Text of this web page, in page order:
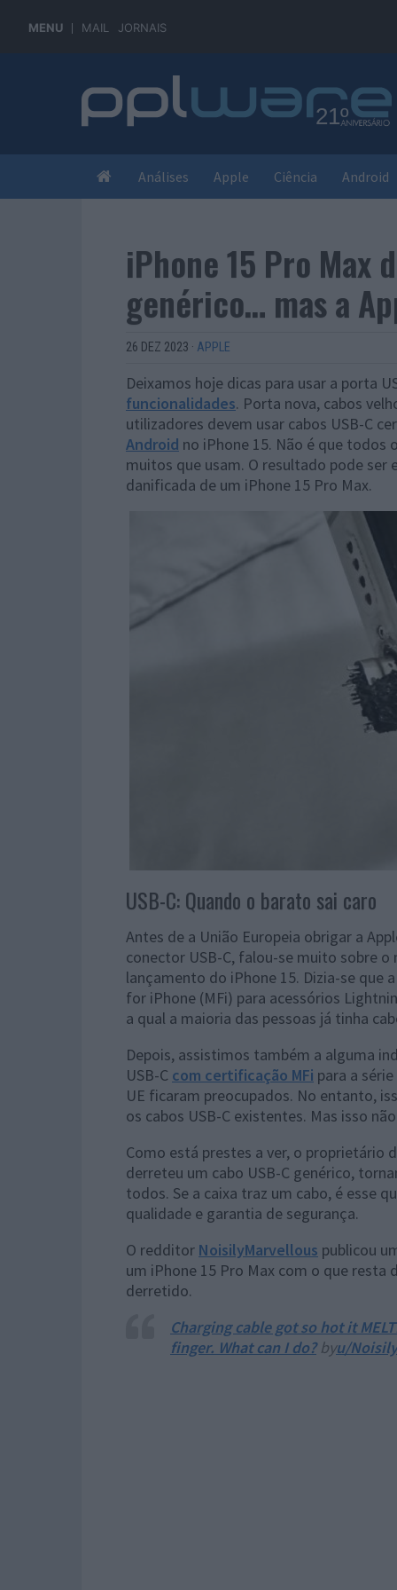
MENU MAIL JORNAIS
Análises Apple Ciência Android
iPhone 15 Pro Max
genérico… mas a
26 DEZ 2023 · APPLE
Deixamos hoje dicas para usar a porta
funcionalidades. Porta nova, cabos
utilizadores devem usar cabos USB-C
Android no iPhone 15. Não é que todos
muitos que usam. O resultado pode
danificada de um iPhone 15 Pro Max.
USB-C: Quando o barato sai caro
Antes de a União Europeia obrigar a
conector USB-C, falou-se muito sobre
lançamento do iPhone 15. Dizia-se que
for iPhone (MFi) para acessórios
a qual a maioria das pessoas já tinha
Depois, assistimos também a alguma
USB-C com certificação MFi para a
UE ficaram preocupados. No entanto,
os cabos USB-C existentes. Mas isso
Como está prestes a ver, o proprietário
derreteu um cabo USB-C genérico,
todos. Se a caixa traz um cabo, é esse
qualidade e garantia de segurança.
O redditor NoisilyMarvellous publicou
um iPhone 15 Pro Max com o que
derretido.
Charging cable got so hot it
finger. What can I do?byu/